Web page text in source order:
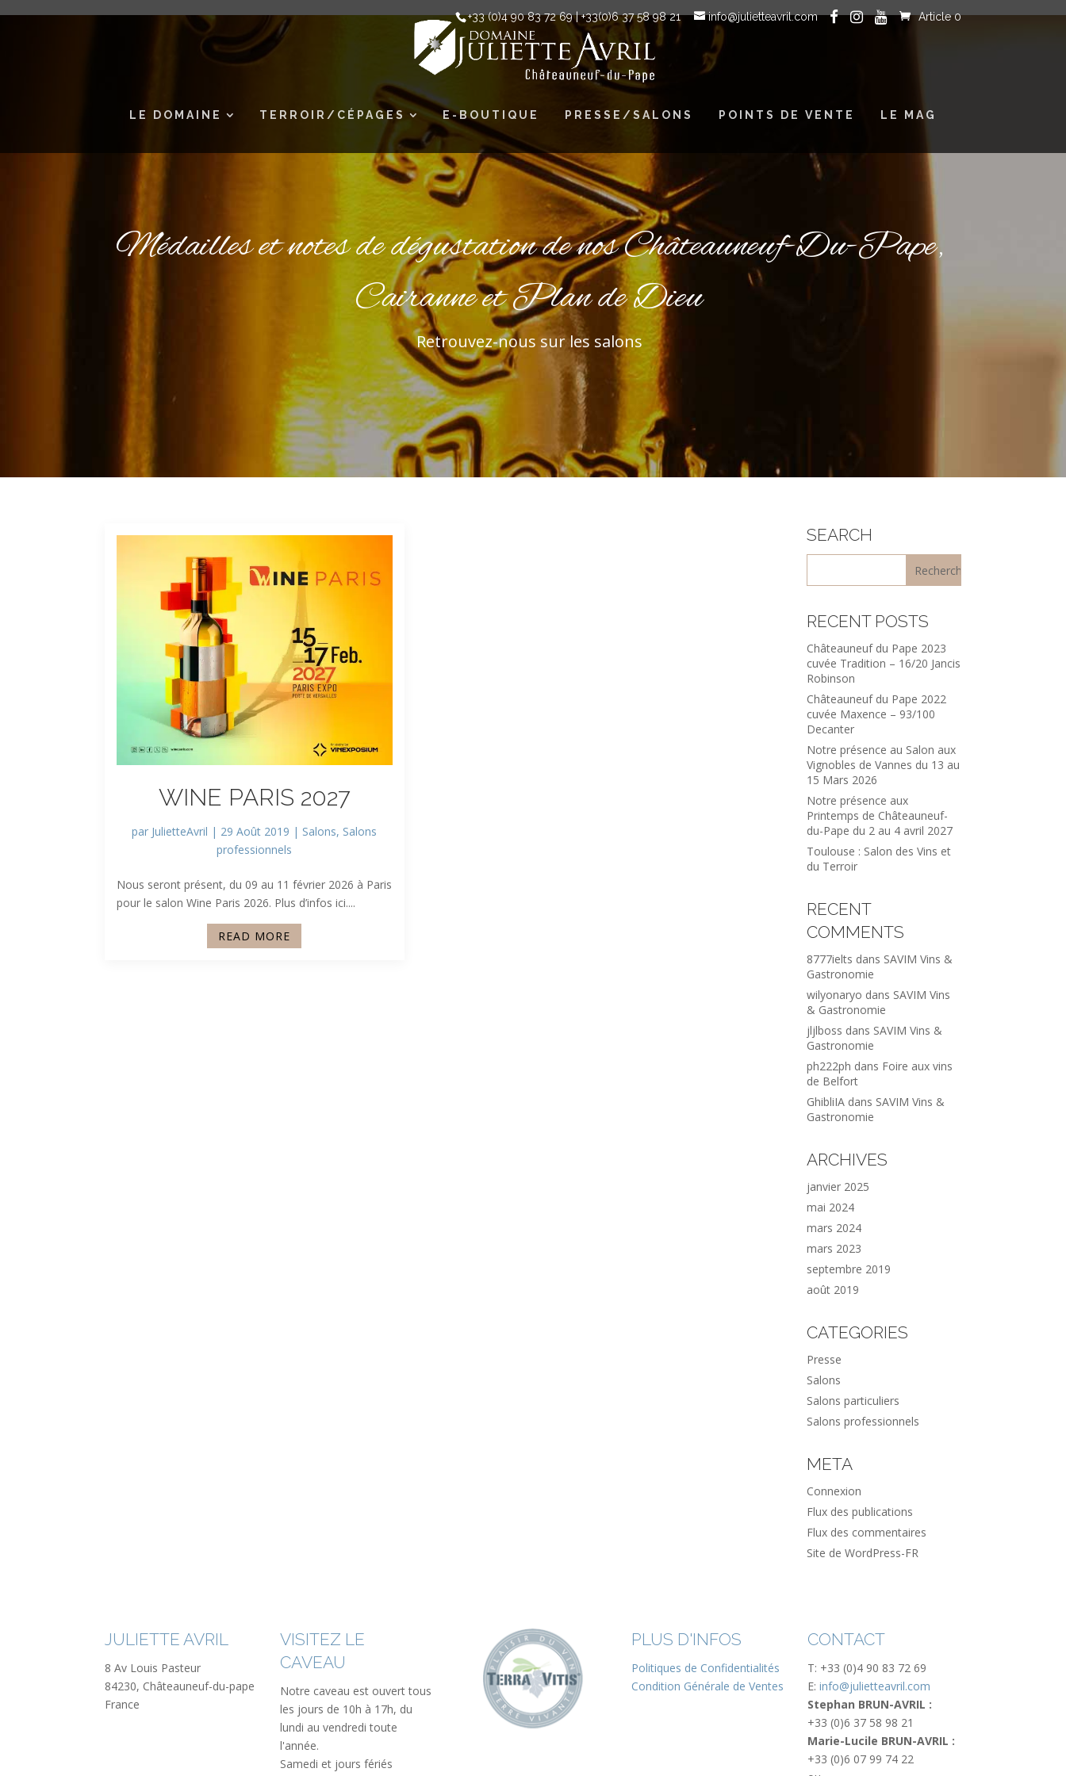
+33 (0)4 90 83 72 69 | +33(0)6 37 58 98 21‬ info@julietteavril.com Article 0
LE DOMAINE TERROIR/CÉPAGES E-BOUTIQUE PRESSE/SALONS POINTS DE VENTE LE MAG
Médailles et notes de dégustation de nos Châteauneuf-Du-Pape,
Cairanne et Plan de Dieu
Retrouvez-nous sur les salons
WINE PARIS 2027
par JulietteAvril | 29 Août 2019 | Salons, Salons
professionnels
Nous seront présent, du 09 au 11 février 2026 à Paris
pour le salon Wine Paris 2026. Plus d’infos ici....
READ MORE
SEARCH
RECENT POSTS
Châteauneuf du Pape 2023
cuvée Tradition – 16/20 Jancis
Robinson
Châteauneuf du Pape 2022
cuvée Maxence – 93/100
Decanter
Notre présence au Salon aux
Vignobles de Vannes du 13 au
15 Mars 2026
Notre présence aux
Printemps de Châteauneuf-
du-Pape du 2 au 4 avril 2027
Toulouse : Salon des Vins et
du Terroir
RECENT
COMMENTS
8777ielts dans SAVIM Vins &
Gastronomie
wilyonaryo dans SAVIM Vins
& Gastronomie
jljlboss dans SAVIM Vins &
Gastronomie
ph222ph dans Foire aux vins
de Belfort
GhibliIAdans SAVIM Vins &
Gastronomie
ARCHIVES
janvier 2025
mai 2024
mars 2024
mars 2023
septembre 2019
août 2019
CATEGORIES
Presse
Salons
Salons particuliers
Salons professionnels
META
Connexion
Flux des publications
Flux des commentaires
Site de WordPress-FR
JULIETTE AVRIL
8 Av Louis Pasteur
84230, Châteauneuf-du-pape
France
VISITEZ LE
CAVEAU
Notre caveau est ouvert tous
les jours de 10h à 17h, du
lundi au vendredi toute
l'année.
Samedi et jours fériés
PLUS D'INFOS
Politiques de Confidentialités
Condition Générale de Ventes
CONTACT
T: +33 (0)4 90 83 72 69
E: info@julietteavril.com
Stephan BRUN-AVRIL :
+33 (0)6 37 58 98 21
Marie-Lucile BRUN-AVRIL :
+33 (0)6 07 99 74 22